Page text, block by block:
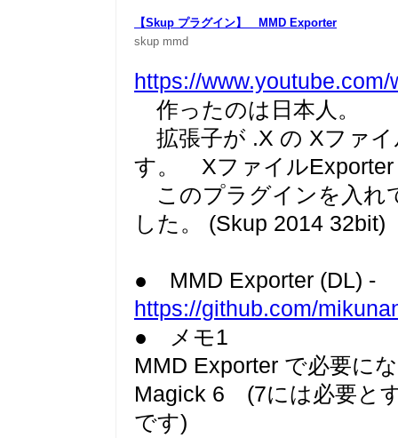
【Skup プラグイン】 MMD Exporter
skup mmd
https://
作ったのは日本人。
拡張子が .X の Xファ
す。 XファイルExporter
このプラグインを入れ
した。 (Skup 2014 32bit)
● MMD Exporter (DL) -
https://github.com/
● メモ1
MMD Exporter で必要に
Magick 6 (7には必要と
です)